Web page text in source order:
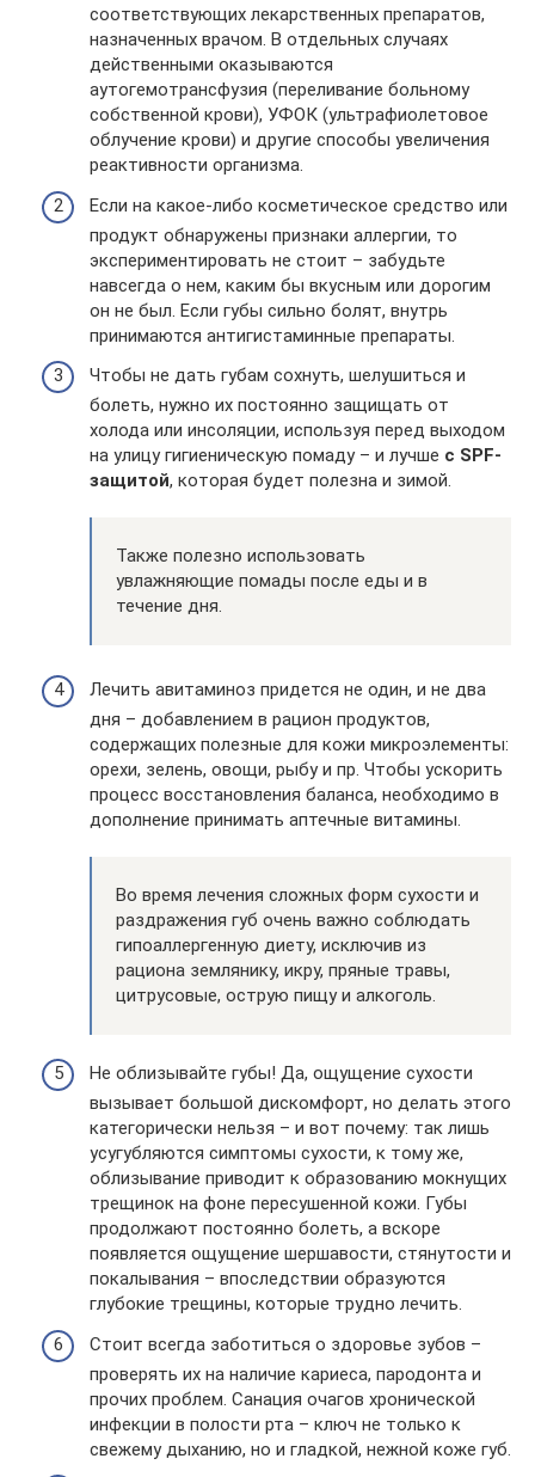
соответствующих лекарственных препаратов,
назначенных врачом. В отдельных случаях
действенными оказываются
аутогемотрансфузия (переливание больному
собственной крови), УФОК (ультрафиолетовое
облучение крови) и другие способы увеличения
реактивности организма.
Если на какое-либо косметическое средство или
продукт обнаружены признаки аллергии, то
экспериментировать не стоит – забудьте
навсегда о нем, каким бы вкусным или дорогим
он не был. Если губы сильно болят, внутрь
принимаются антигистаминные препараты.
Чтобы не дать губам сохнуть, шелушиться и
болеть, нужно их постоянно защищать от
холода или инсоляции, используя перед выходом
на улицу гигиеническую помаду – и лучше с SPF-
защитой, которая будет полезна и зимой.
Также полезно использовать
увлажняющие помады после еды и в
течение дня.
Лечить авитаминоз придется не один, и не два
дня – добавлением в рацион продуктов,
содержащих полезные для кожи микроэлементы:
орехи, зелень, овощи, рыбу и пр. Чтобы ускорить
процесс восстановления баланса, необходимо в
дополнение принимать аптечные витамины.
Во время лечения сложных форм сухости и
раздражения губ очень важно соблюдать
гипоаллергенную диету, исключив из
рациона землянику, икру, пряные травы,
цитрусовые, острую пищу и алкоголь.
Не облизывайте губы! Да, ощущение сухости
вызывает большой дискомфорт, но делать этого
категорически нельзя – и вот почему: так лишь
усугубляются симптомы сухости, к тому же,
облизывание приводит к образованию мокнущих
трещинок на фоне пересушенной кожи. Губы
продолжают постоянно болеть, а вскоре
появляется ощущение шершавости, стянутости и
покалывания – впоследствии образуются
глубокие трещины, которые трудно лечить.
Стоит всегда заботиться о здоровье зубов –
проверять их на наличие кариеса, пародонта и
прочих проблем. Санация очагов хронической
инфекции в полости рта – ключ не только к
свежему дыханию, но и гладкой, нежной коже губ.